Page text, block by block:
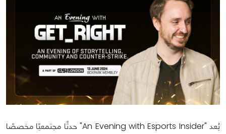
يُعد "An Evening with Esports Insider" حدثًا مجتمعيًا مخصصًا